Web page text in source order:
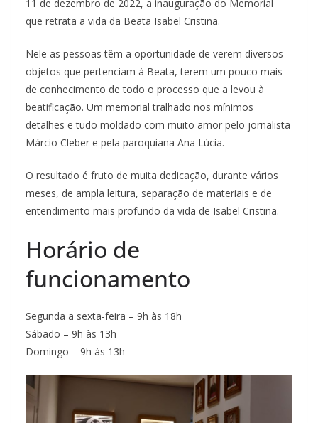
11 de dezembro de 2022, a inauguração do Memorial
que retrata a vida da Beata Isabel Cristina.
Nele as pessoas têm a oportunidade de verem diversos
objetos que pertenciam à Beata, terem um pouco mais
de conhecimento de todo o processo que a levou à
beatificação. Um memorial tralhado nos mínimos
detalhes e tudo moldado com muito amor pelo jornalista
Márcio Cleber e pela paroquiana Ana Lúcia.
O resultado é fruto de muita dedicação, durante vários
meses, de ampla leitura, separação de materiais e de
entendimento mais profundo da vida de Isabel Cristina.
Horário de
funcionamento
Segunda a sexta-feira – 9h às 18h
Sábado – 9h às 13h
Domingo – 9h às 13h